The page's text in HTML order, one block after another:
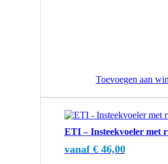
Toevoegen aan
ETI – Insteekvoeler met
vanaf €46,00
Dit
heeft